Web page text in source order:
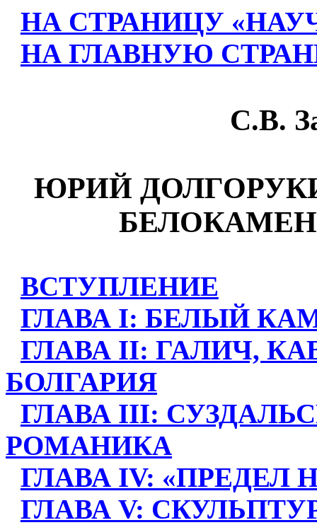
НА СТРАНИЦУ
НА ГЛАВНУЮ
С.В.
ЮРИЙ
ВСТУПЛЕНИЕ
ГЛАВА I: БЕЛЫЙ
ГЛАВА II: ГАЛИЧ,
БОЛГАРИЯ
ГЛАВА III:
РОМАНИКА
ГЛАВА IV: «ПРЕДЕЛ
ГЛАВА V: